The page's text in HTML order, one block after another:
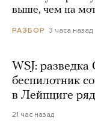
выше, чем на
РАЗБОР 3 часа назад
WSJ:
беспилотник
в Лейпциге
21 час назад